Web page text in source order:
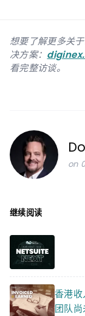
想要了解更多关
决方案：
看完整访谈。
on
继续阅读
香港
团队尚